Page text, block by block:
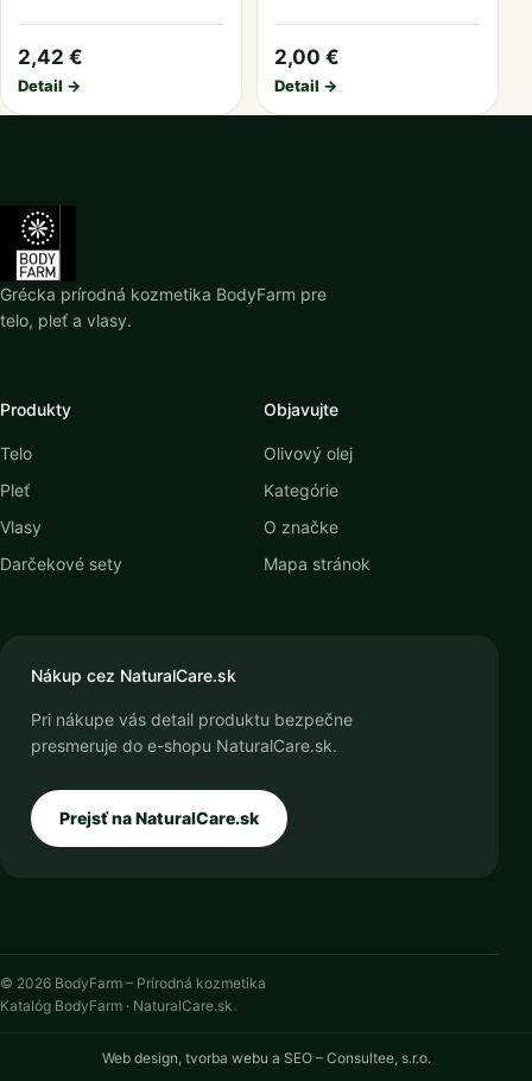
2,42 €
Detail →
2,00 €
Detail →
Grécka prírodná kozmetika BodyFarm pre
telo, pleť a vlasy.
Produkty
Telo
Pleť
Vlasy
Darčekové sety
Objavujte
Olivový olej
Kategórie
O značke
Mapa stránok
Nákup cez NaturalCare.sk
Pri nákupe vás detail produktu bezpečne
presmeruje do e-shopu NaturalCare.sk.
Prejsť na NaturalCare.sk
© 2026 BodyFarm – Prírodná kozmetika
Katalóg BodyFarm · NaturalCare.sk
Web design, tvorba webu a SEO – Consultee, s.r.o.